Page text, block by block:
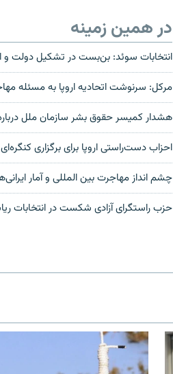
در همین زمینه
انتخابات سوئد: بن‌بست در تشکیل دولت و
مرکل: سرنوشت اتحادیه اروپا به مسئله
هشدار کمیسر حقوق بشر سازمان ملل
احزاب دست‌راستی اروپا برای برگزاری
چشم انداز مهاجرت بین المللی و آمار
حزب راستگرای آزادی شکست در انتخابات